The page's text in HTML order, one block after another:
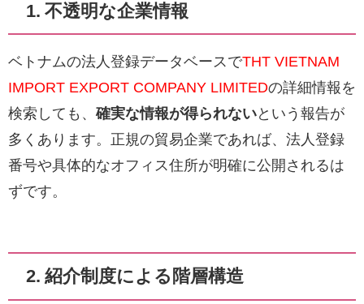
1. 不透明な企業情報
ベトナムの法人登録データベースでTHT VIETNAM
IMPORT EXPORT COMPANY LIMITEDの詳細情報を
検索しても、確実な情報が得られないという報告が
多くあります。正規の貿易企業であれば、法人登録
番号や具体的なオフィス住所が明確に公開されるは
ずです。
2. 紹介制度による階層構造